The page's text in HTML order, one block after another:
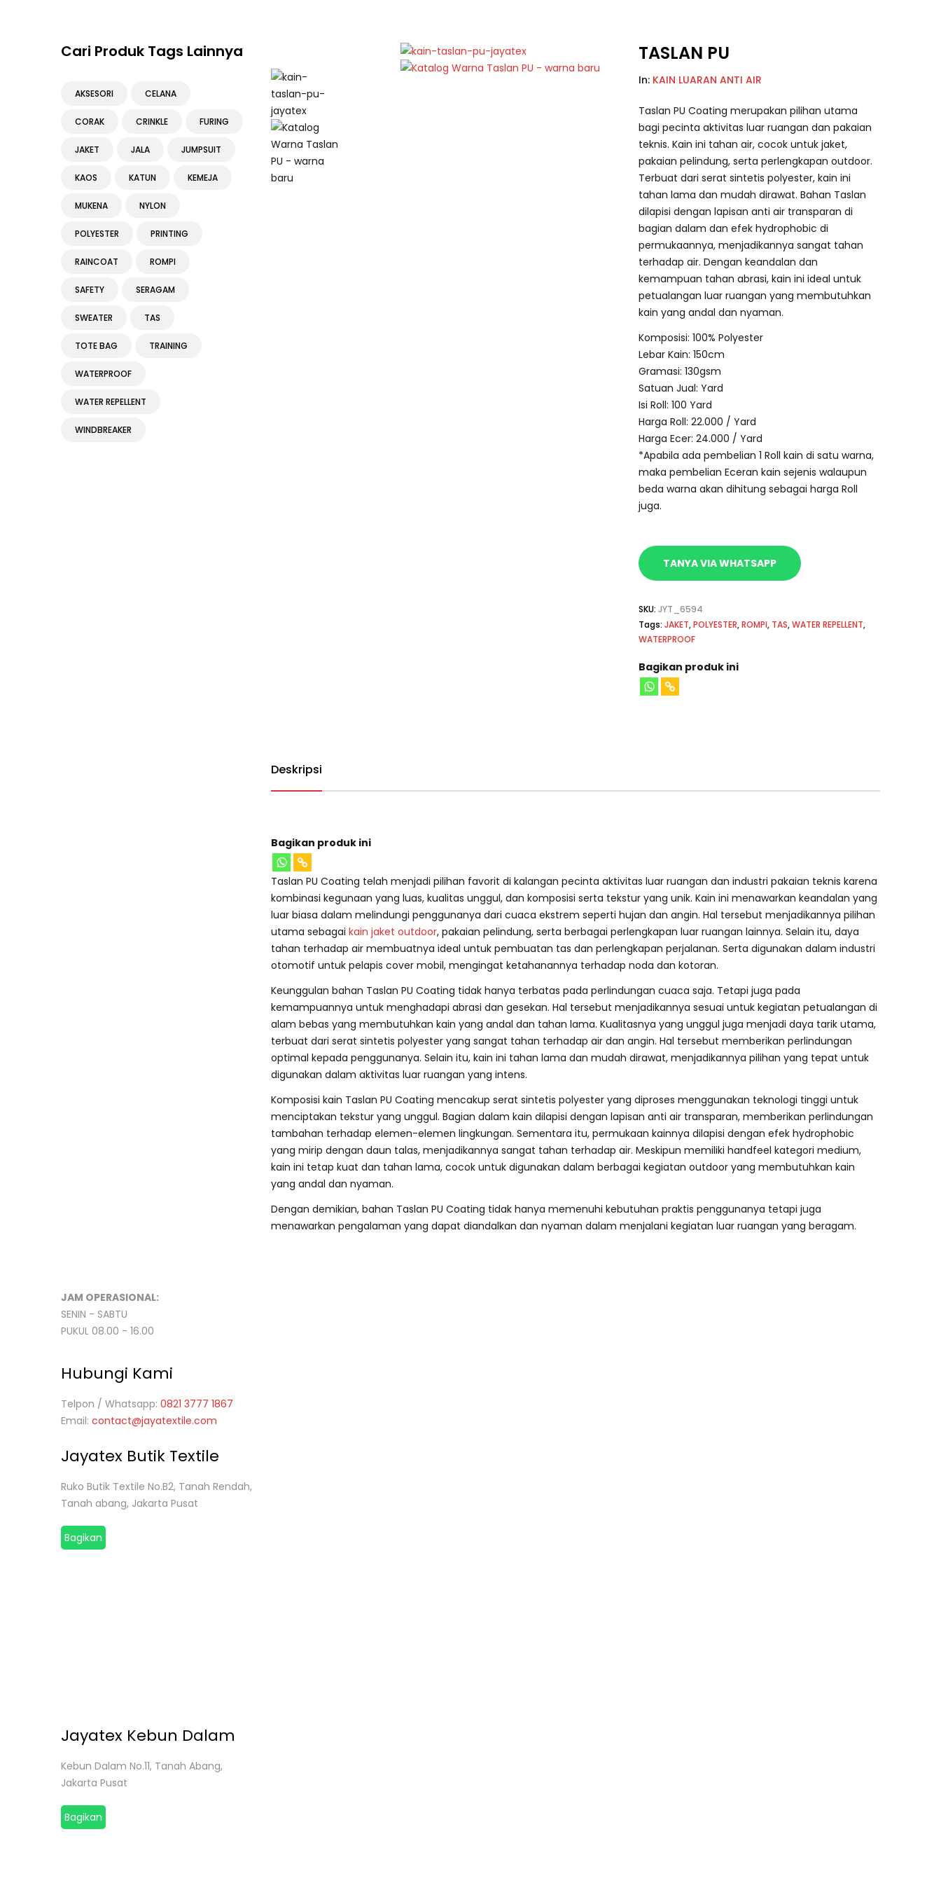
Cari Produk Tags Lainnya
AKSESORI CELANA
CORAK CRINKLE FURING
JAKET JALA JUMPSUIT
KAOS KATUN KEMEJA
MUKENA NYLON
POLYESTER PRINTING
RAINCOAT ROMPI
SAFETY SERAGAM
SWEATER TAS
TOTE BAG TRAINING
WATERPROOF
WATER REPELLENT
WINDBREAKER
TASLAN PU
In: KAIN LUARAN ANTI AIR
Taslan PU Coating merupakan pilihan utama
bagi pecinta aktivitas luar ruangan dan pakaian
teknis. Kain ini tahan air, cocok untuk jaket,
pakaian pelindung, serta perlengkapan outdoor.
Terbuat dari serat sintetis polyester, kain ini
tahan lama dan mudah dirawat. Bahan Taslan
dilapisi dengan lapisan anti air transparan di
bagian dalam dan efek hydrophobic di
permukaannya, menjadikannya sangat tahan
terhadap air. Dengan keandalan dan
kemampuan tahan abrasi, kain ini ideal untuk
petualangan luar ruangan yang membutuhkan
kain yang andal dan nyaman.
Komposisi: 100% Polyester
Lebar Kain: 150cm
Gramasi: 130gsm
Satuan Jual: Yard
Isi Roll: 100 Yard
Harga Roll: 22.000 / Yard
Harga Ecer: 24.000 / Yard
*Apabila ada pembelian 1 Roll kain di satu warna,
maka pembelian Eceran kain sejenis walaupun
beda warna akan dihitung sebagai harga Roll
juga.
TANYA VIA WHATSAPP
SKU: JYT_6594
Tags: JAKET,POLYESTER,ROMPI, TAS,WATER REPELLENT,
WATERPROOF
Bagikan produk ini
Deskripsi
Bagikan produk ini
Taslan PU Coating telah menjadi pilihan favorit di kalangan pecinta aktivitas luar ruangan dan industri pakaian teknis karena
kombinasi kegunaan yang luas, kualitas unggul, dan komposisi serta tekstur yang unik. Kain ini menawarkan keandalan yang
luar biasa dalam melindungi penggunanya dari cuaca ekstrem seperti hujan dan angin. Hal tersebut menjadikannya pilihan
utama sebagai kain jaket outdoor, pakaian pelindung, serta berbagai perlengkapan luar ruangan lainnya. Selain itu, daya
tahan terhadap air membuatnya ideal untuk pembuatan tas dan perlengkapan perjalanan. Serta digunakan dalam industri
otomotif untuk pelapis cover mobil, mengingat ketahanannya terhadap noda dan kotoran.
Keunggulan bahan Taslan PU Coating tidak hanya terbatas pada perlindungan cuaca saja. Tetapi juga pada
kemampuannya untuk menghadapi abrasi dan gesekan. Hal tersebut menjadikannya sesuai untuk kegiatan petualangan di
alam bebas yang membutuhkan kain yang andal dan tahan lama. Kualitasnya yang unggul juga menjadi daya tarik utama,
terbuat dari serat sintetis polyester yang sangat tahan terhadap air dan angin. Hal tersebut memberikan perlindungan
optimal kepada penggunanya. Selain itu, kain ini tahan lama dan mudah dirawat, menjadikannya pilihan yang tepat untuk
digunakan dalam aktivitas luar ruangan yang intens.
Komposisi kain Taslan PU Coating mencakup serat sintetis polyester yang diproses menggunakan teknologi tinggi untuk
menciptakan tekstur yang unggul. Bagian dalam kain dilapisi dengan lapisan anti air transparan, memberikan perlindungan
tambahan terhadap elemen-elemen lingkungan. Sementara itu, permukaan kainnya dilapisi dengan efek hydrophobic
yang mirip dengan daun talas, menjadikannya sangat tahan terhadap air. Meskipun memiliki handfeel kategori medium,
kain ini tetap kuat dan tahan lama, cocok untuk digunakan dalam berbagai kegiatan outdoor yang membutuhkan kain
yang andal dan nyaman.
Dengan demikian, bahan Taslan PU Coating tidak hanya memenuhi kebutuhan praktis penggunanya tetapi juga
menawarkan pengalaman yang dapat diandalkan dan nyaman dalam menjalani kegiatan luar ruangan yang beragam.
JAM OPERASIONAL:
SENIN - SABTU
PUKUL 08.00 - 16.00
Hubungi Kami
Telpon / Whatsapp: 0821 3777 1867
Email: contact@jayatextile.com
Jayatex Butik Textile
Ruko Butik Textile No.B2, Tanah Rendah,
Tanah abang, Jakarta Pusat
Bagikan
Jayatex Kebun Dalam
Kebun Dalam No.11, Tanah Abang,
Jakarta Pusat
Bagikan